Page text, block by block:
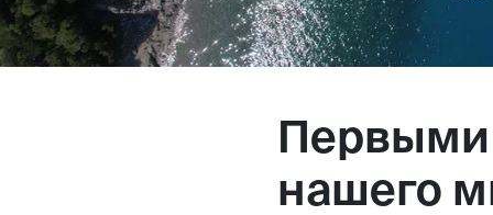
+7 925 836 16 98
info@powerofterritory.ru
Первыми
нашего